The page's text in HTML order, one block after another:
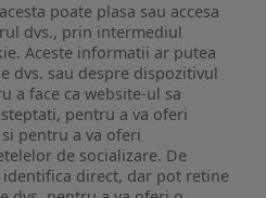
poate plasa sau accesa
dvs., prin intermediul
Aceste informatii ar putea
dvs. sau despre dispozitivul
a face ca website-ul sa
pentru a va oferi
pentru a va oferi
de socializare. De
direct, dar pot retine